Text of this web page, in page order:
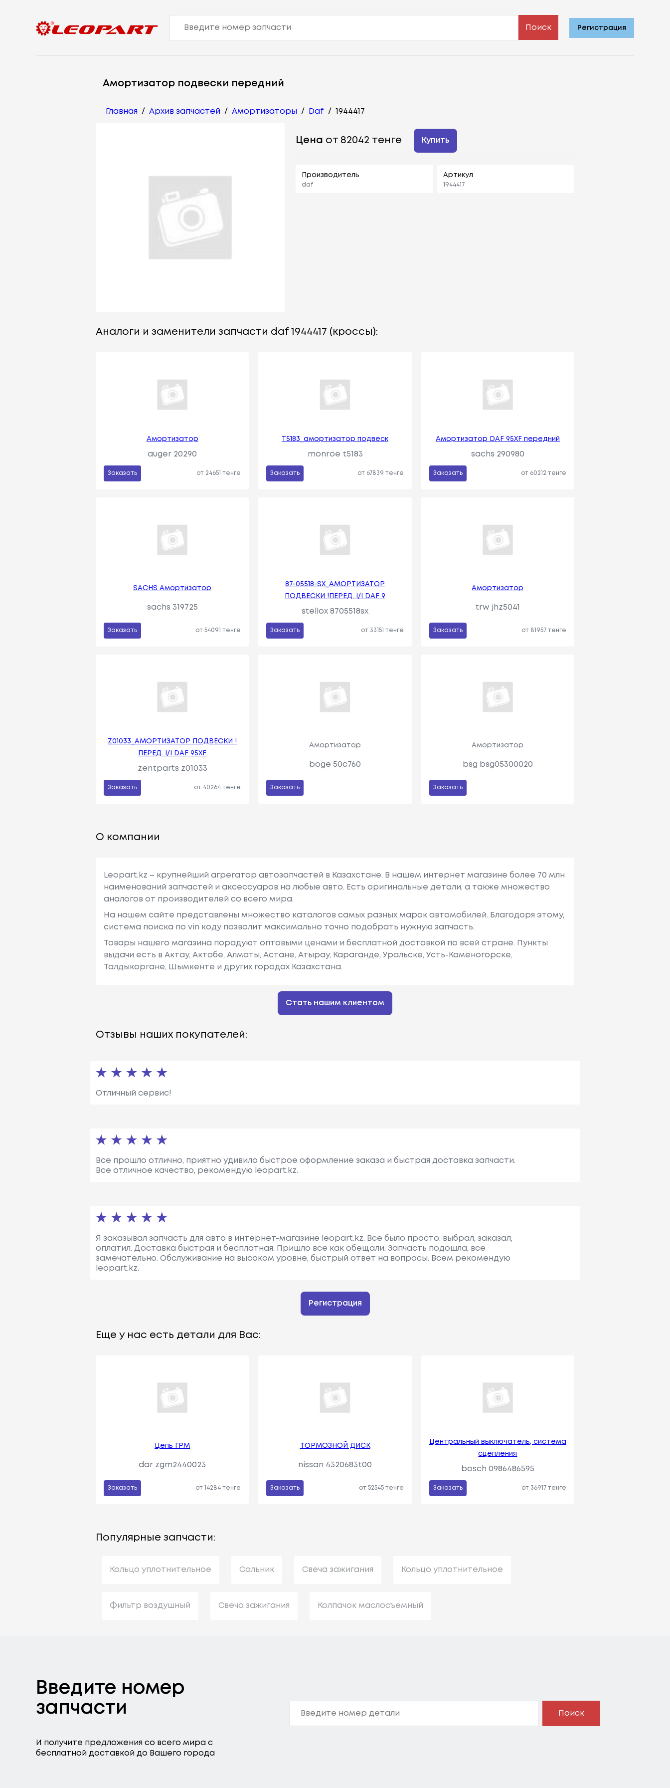
Поиск Регистрация
Амортизатор подвески передний
Главная / Архив запчастей / Амортизаторы / Daf / 1944417
Цена от 82042 тенге Купить
Производитель
daf
Артикул
1944417
Аналоги и заменители запчасти daf 1944417 (кроссы):
Амортизатор
auger 20290
Заказать от 24651 тенге
T5183_амортизатор подвеск
monroe t5183
Заказать от 67839 тенге
Амортизатор DAF 95XF передний
sachs 290980
Заказать от 60212 тенге
SACHS Амортизатор
sachs 319725
Заказать от 54091 тенге
87-05518-SX_АМОРТИЗАТОР
ПОДВЕСКИ !ПЕРЕД. I/I DAF 9
stellox 8705518sx
Заказать от 33151 тенге
Амортизатор
trw jhz5041
Заказать от 81957 тенге
Z01033_АМОРТИЗАТОР ПОДВЕСКИ !
ПЕРЕД. I/I DAF 95XF
zentparts z01033
Заказать от 40264 тенге
Амортизатор
boge 50c760
Заказать
Амортизатор
bsg bsg05300020
Заказать
О компании
Leopart.kz – крупнейший агрегатор автозапчастей в Казахстане. В нашем интернет магазине более 70 млн
наименований запчастей и аксессуаров на любые авто. Есть оригинальные детали, а также множество
аналогов от производителей со всего мира.
На нашем сайте представлены множество каталогов самых разных марок автомобилей. Благодоря этому,
система поиска по vin коду позволит максимально точно подобрать нужную запчасть.
Товары нашего магазина порадуют оптовыми ценами и бесплатной доставкой по всей стране. Пункты
выдачи есть в Актау, Актобе, Алматы, Астане, Атырау, Караганде, Уральске, Усть-Каменогорске,
Талдыкоргане, Шымкенте и других городах Казахстана.
Стать нашим клиентом
Отзывы наших покупателей:
Отличный сервис!
Все прошло отлично, приятно удивило быстрое оформление заказа и быстрая доставка запчасти.
Все отличное качество, рекомендую leopart.kz.
Я заказывал запчасть для авто в интернет-магазине leopart.kz. Все было просто: выбрал, заказал,
оплатил. Доставка быстрая и бесплатная. Пришло все как обещали. Запчасть подошла, все
замечательно. Обслуживание на высоком уровне, быстрый ответ на вопросы. Всем рекомендую
leopart.kz.
Регистрация
Еще у нас есть детали для Вас:
Цепь ГРМ
dar zgm2440023
Заказать от 14284 тенге
ТОРМОЗНОЙ ДИСК
nissan 4320683t00
Заказать от 52545 тенге
Центральный выключатель, система
сцепления
bosch 0986486595
Заказать от 36917 тенге
Популярные запчасти:
Кольцо уплотнительное Сальник Свеча зажигания Кольцо уплотнительное
Фильтр воздушный Свеча зажигания Колпачок маслосъемный
Введите номер
запчасти
И получите предложения со всего мира с
бесплатной доставкой до Вашего города
Поиск